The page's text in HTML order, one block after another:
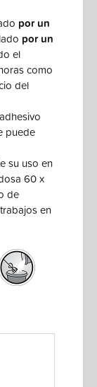
por un
por un
el
como
del
puede
su uso en
60 x
de
en